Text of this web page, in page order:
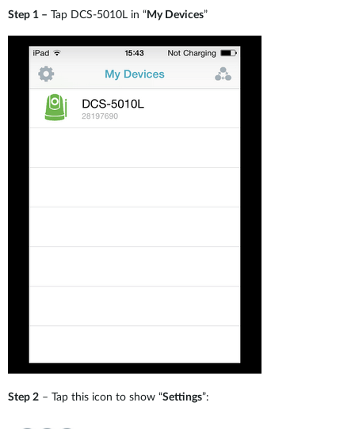
Step 1 – Tap DCS-5010L in “My Devices”
Step 2 – Tap this icon to show “Settings”: